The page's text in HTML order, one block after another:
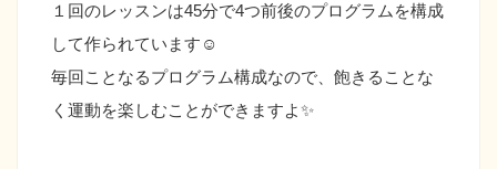
１回のレッスンは45分で4つ前後のプログラムを構成
して作られています☺️
毎回ことなるプログラム構成なので、飽きることな
く運動を楽しむことができますよ✨